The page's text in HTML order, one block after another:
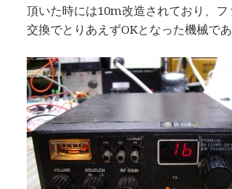
頂いた時には10m改造されており、
交換でとりあえずOKとなった機械で